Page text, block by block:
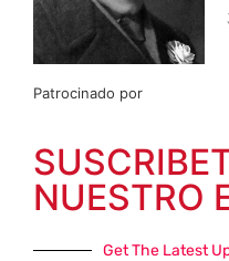
Patrocinado por
NUESTRO
Get The Latest